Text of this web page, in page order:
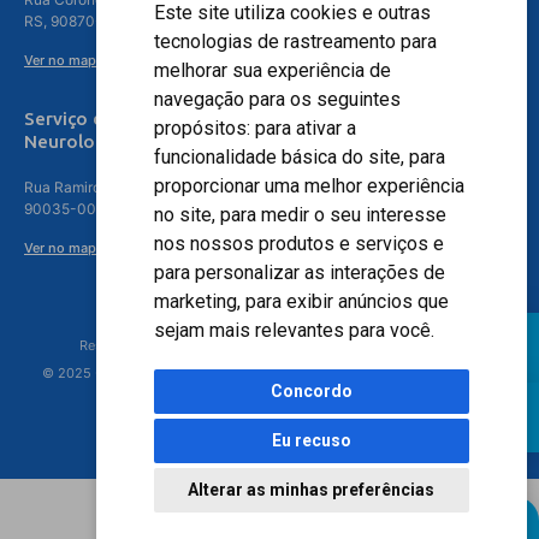
Este site utiliza cookies e outras
tecnologias de rastreamento para
melhorar sua experiência de
navegação para os seguintes
propósitos: para ativar a
funcionalidade básica do site, para
proporcionar uma melhor experiência
no site, para medir o seu interesse
nos nossos produtos e serviços e
para personalizar as interações de
marketing, para exibir anúncios que
sejam mais relevantes para você.
Concordo
Eu recuso
Alterar as minhas preferências
RS, 90870-016
Ver no mapa
Serviço de
Neurologia
Rua Ramiro Barcelos, 630 – 5º andar – Floresta, Porto Alegre – RS,
90035-001
Ver no mapa
Responsável Técnico: Dr. Luiz Antonio Nasi - CREMERS 11217
© 2025 - Hospital Moinhos de Vento - Registro Empresa (CRM-RS): 425